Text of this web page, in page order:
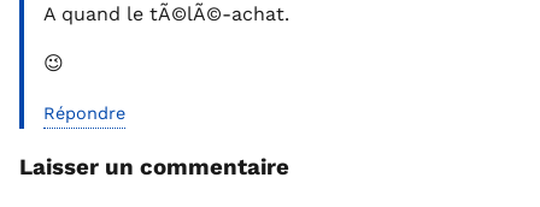
A quand le tÃ©lÃ©-achat.
😉
Répondre
Laisser un commentaire